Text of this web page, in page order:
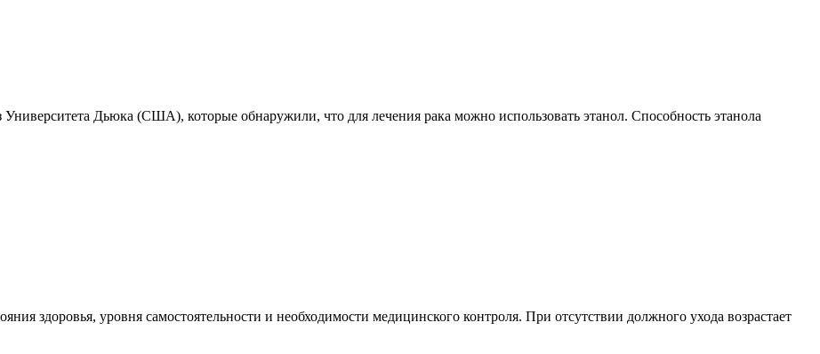
Университета Дьюка (США), которые обнаружили, что для лечения рака можно использовать этанол. Способность этанола
здоровья, уровня самостоятельности и необходимости медицинского контроля. При отсутствии должного ухода возрастает